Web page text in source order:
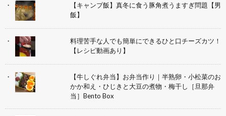
【キャンプ飯】真冬に食う豚角煮うますぎ問題【男
飯】
料理苦手な人でも簡単にできるひと口チーズカツ！
【レシピ動画あり】
【牛しぐれ弁当】お弁当作り｜半熟卵・小松菜のお
かか和え・ひじきと大豆の煮物・梅干し［旦那弁
当］Bento Box